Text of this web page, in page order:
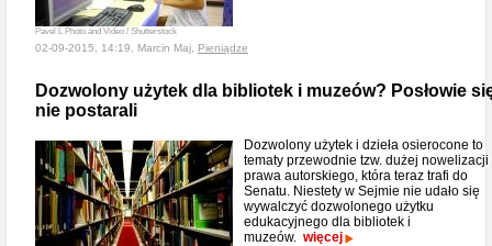
Pavel L Photo and Video / Shutterstock
02-09-2015, 14:19, Marcin Maj, Pieniądze
Dozwolony użytek dla bibliotek i muzeów? Posłowie
nie postarali
Dozwolony użytek i dzieła osierocone to
tematy przewodnie tzw. dużej nowelizacji
prawa autorskiego, która teraz trafi do
Senatu. Niestety w Sejmie nie udało się
wywalczyć dozwolonego użytku
edukacyjnego dla bibliotek i
muzeów. więcej